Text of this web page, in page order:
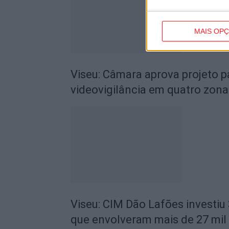
MAIS
Viseu: Câmara aprova projeto
videovigilância em quatro
Viseu: CIM Dão Lafões
que envolveram mais de 27